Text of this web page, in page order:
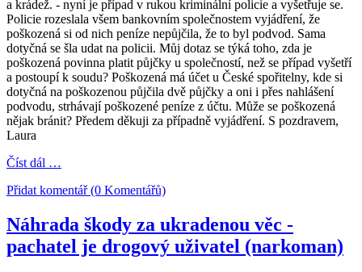
a krádež. - nyní je případ v rukou kriminální policie a vyšetřuje se.
Policie rozeslala všem bankovním společnostem vyjádření, že
poškozená si od nich peníze nepůjčila, že to byl podvod. Sama
dotyčná se šla udat na policii. Můj dotaz se týká toho, zda je
poškozená povinna platit půjčky u společností, než se případ vyšetří
a postoupí k soudu? Poškozená má účet u České spořitelny, kde si
dotyčná na poškozenou půjčila dvě půjčky a oni i přes nahlášení
podvodu, strhávají poškozené peníze z účtu. Může se poškozená
nějak bránit? Předem děkuji za případně vyjádření. S pozdravem,
Laura
Číst dál …
Přidat komentář (0 Komentářů)
Náhrada škody za ukradenou věc -
pachatel je drogový uživatel (narkoman)